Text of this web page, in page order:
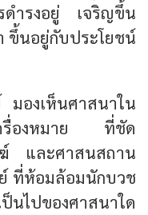
ำรงอยู่ เจริญขึ้น
ขึ้นอยู่กับประโยชน์
องเห็นศาสนาใน
ครื่องหมาย ที่ชัด
และศาสนสถาน
ที่ห้อมล้อมนักบวช
นไปของศาสนาใด